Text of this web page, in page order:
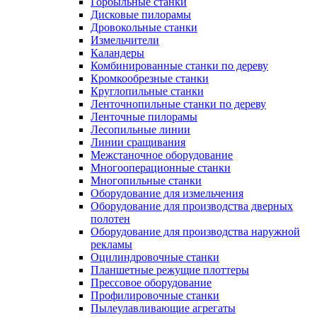
Дисковые пилорамы
Дровокольные станки
Измельчители
Каландеры
Комбинированные станки по дереву
Кромкообрезные станки
Круглопильные станки
Ленточнопильные станки по дереву
Ленточные пилорамы
Лесопильные линии
Линии сращивания
Межстаночное оборудование
Многооперационные станки
Многопильные станки
Оборудование для измельчения
Оборудование для производства дверных
полотен
Оборудование для производства наружной
рекламы
Оцилиндровочные станки
Планшетные режущие плоттеры
Прессовое оборудование
Профилировочные станки
Пылеулавливающие агрегаты